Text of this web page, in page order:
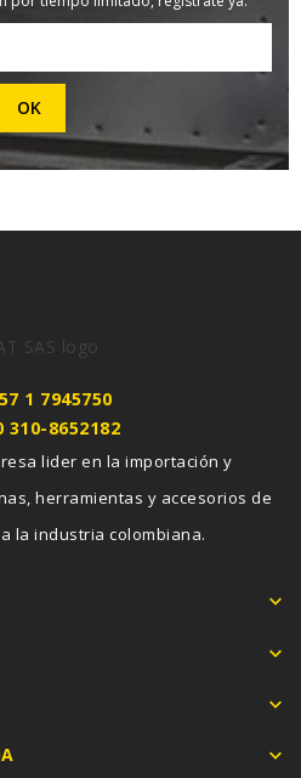
1 7945750
310-8652182
lider en la importación y
herramientas y accesorios de
la industria colombiana.



